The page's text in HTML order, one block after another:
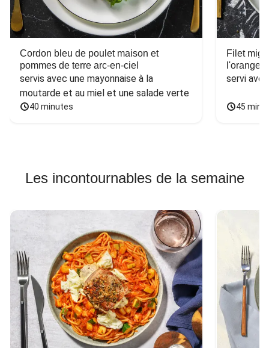
Cordon bleu de poulet maison et
pommes de terre arc-en-ciel
servis avec une mayonnaise à la
moutarde et au miel et une salade verte
40 minutes
Filet
l'orange
servi
45
Les incontournables de la semaine